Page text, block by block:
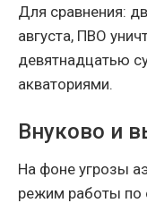
Для сравнения:
августа, ПВО
девятнадцатью
акваториями.
Внуково и
На фоне угрозы
режим работы по